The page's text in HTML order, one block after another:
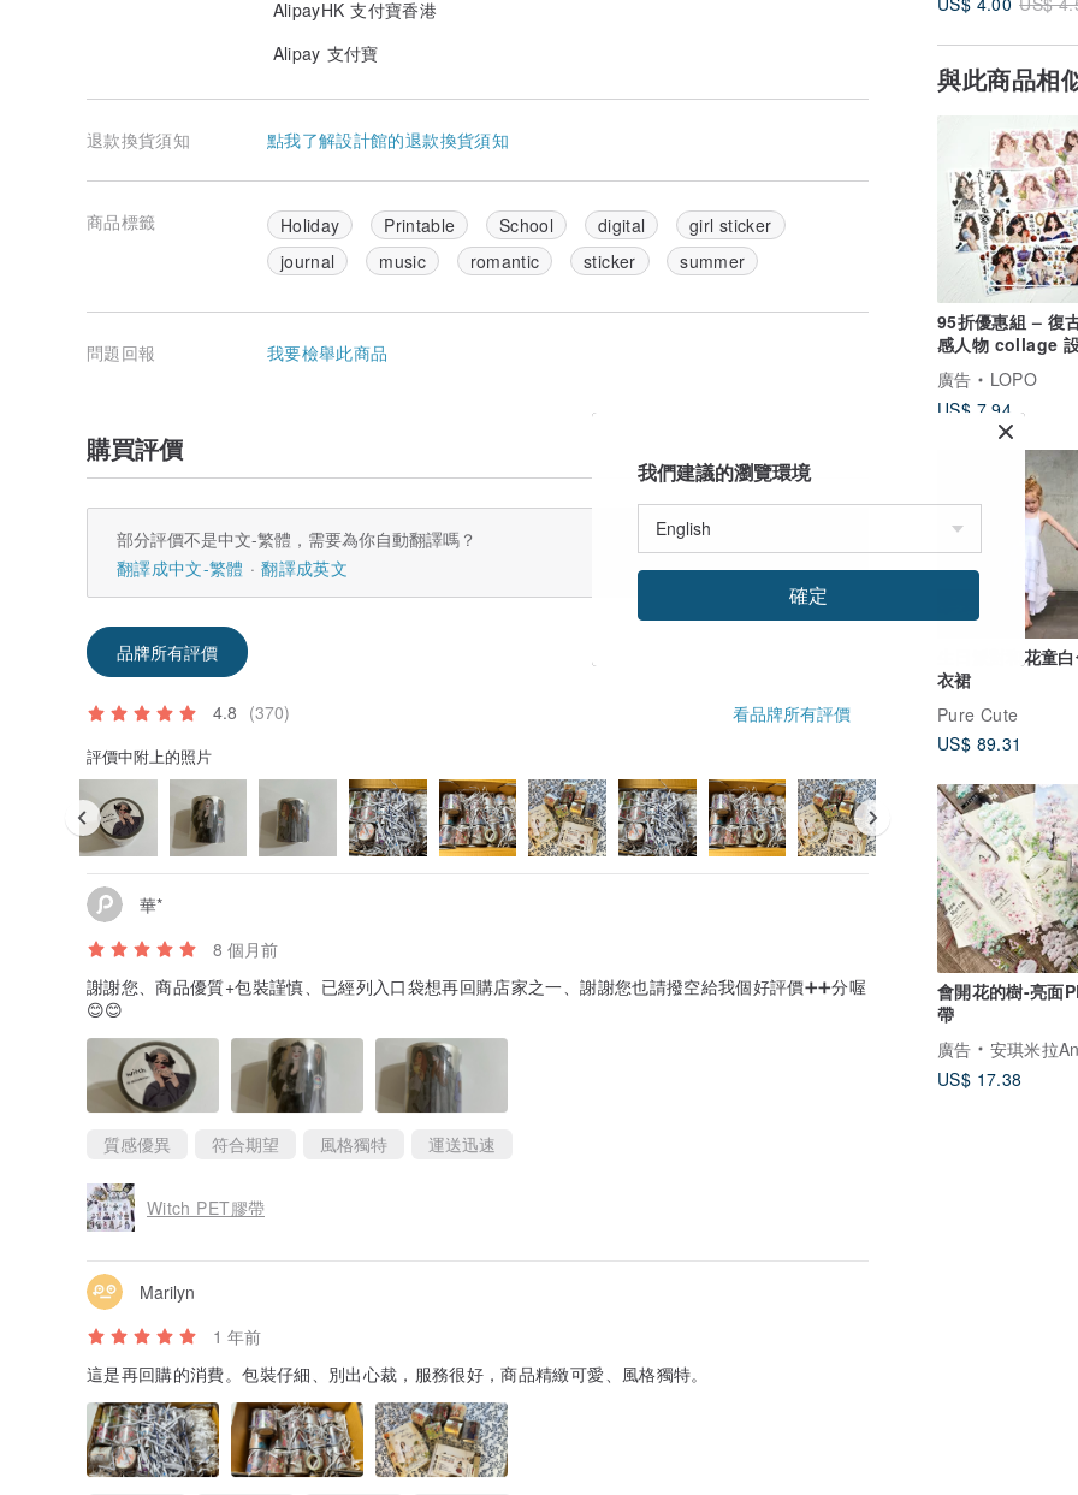
與此商品相
95折優惠組 – 復
感人物 collage
紙組
廣告
LOPO
US$ 7.94
生日派對和花童
衣裙
Pure Cute
US$ 89.31
會開花的樹-亮面
帶
廣告
安琪米拉
US$ 17.38
AlipayHK 支付寶香港
Alipay 支付寶
退款換貨須知 點我了解設計館的退款換貨須知
商品標籤 Holiday Printable School digital
girl sticker
journal
music romantic sticker summer
問題回報 我要檢舉此商品
購買評價
部分評價不是中文-繁體，需要為你自動翻譯嗎？
翻譯成中文-繁體
翻譯成英文
品牌所有評價
4.8 (370) 看品牌所有評價
評價中附上的照片
華*
8 個月前
謝謝您、商品優質+包裝謹慎、已經列入口袋想再回購店家之一、謝謝您也請撥空給我個好評價➕➕分喔
😊😊
質感優異 符合期望 風格獨特 運送迅速
Witch PET膠帶
Marilyn
1 年前
這是再回購的消費。包裝仔細、別出心裁，服務很好，商品精緻可愛、風格獨特。
我們建議的瀏覽環境
確定